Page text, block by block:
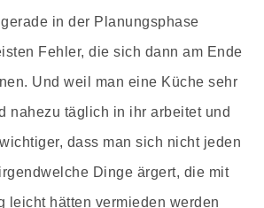
in der Planungsphase
Fehler, die sich dann am Ende
Und weil man eine Küche sehr
nahezu täglich in ihr arbeitet und
dass man sich nicht jeden
Dinge ärgert, die mit
leicht hätten vermieden werden